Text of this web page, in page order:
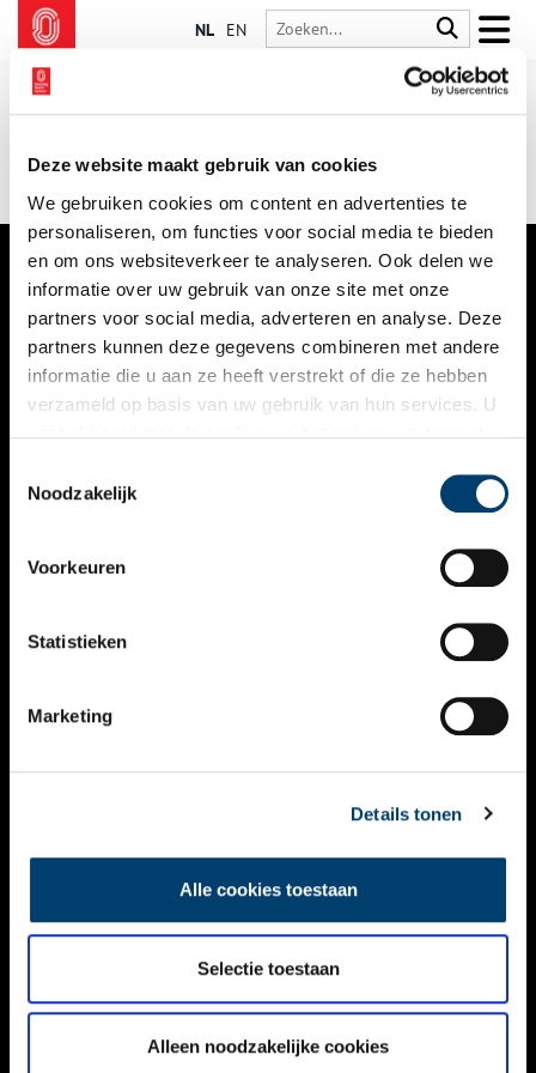
Deze website maakt gebruik van cookies
We gebruiken cookies om content en advertenties te
personaliseren, om functies voor social media te bieden
en om ons websiteverkeer te analyseren. Ook delen we
informatie over uw gebruik van onze site met onze
partners voor social media, adverteren en analyse. Deze
partners kunnen deze gegevens combineren met andere
informatie die u aan ze heeft verstrekt of die ze hebben
verzameld op basis van uw gebruik van hun services. U
Noodzakelijk
Voorkeuren
Statistieken
Marketing
Details tonen
Alle cookies toestaan
Selectie toestaan
Alleen noodzakelijke cookies
NL EN
VERHALEN
NIEUWS
KALENDER
ACTIVITEITEN
NIEUWSBRIEF
DISCLAIMER
TOEGANKELIJKHEID
Volg ONH op social media